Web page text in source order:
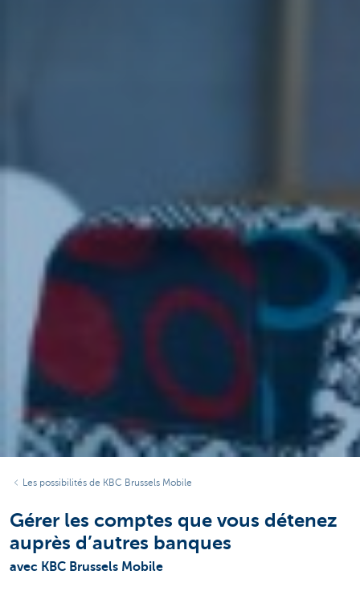
Les possibilités de KBC Brussels Mobile
Gérer les comptes que vous détenez
auprès d’autres banques
avec KBC Brussels Mobile